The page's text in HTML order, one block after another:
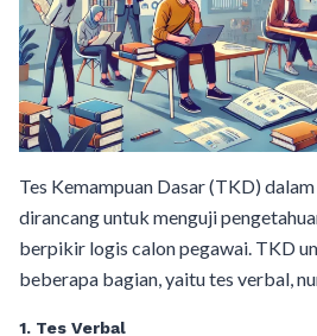
Tes Kemampuan Dasar (TKD)
dirancang untuk menguji
berpikir logis calon pegawai. TKD
beberapa bagian, yaitu tes verbal,
1. Tes Verbal